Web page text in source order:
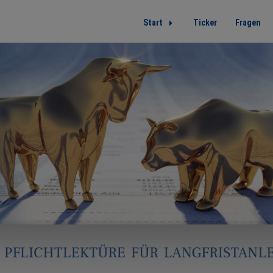
Start Ticker Fragen